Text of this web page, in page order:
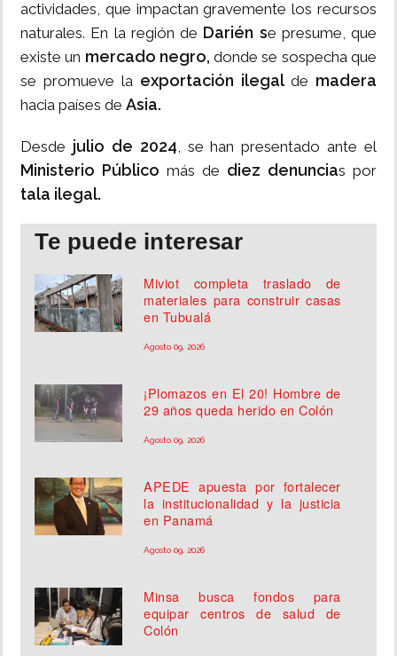
actividades, que impactan gravemente los recursos
naturales. En la región de Darién se presume, que
existe un mercado negro, donde se sospecha que
se promueve la exportación ilegal de madera
hacia países de Asia.
Desde julio de 2024, se han presentado ante el
Ministerio Público más de diez denuncias por
tala ilegal.
Te puede interesar
Miviot completa traslado de
materiales para construir casas
en Tubualá
Agosto 09, 2026
¡Plomazos en El 20! Hombre de
29 años queda herido en Colón
Agosto 09, 2026
APEDE apuesta por fortalecer
la institucionalidad y la justicia
en Panamá
Agosto 09, 2026
Minsa busca fondos para
equipar centros de salud de
Colón